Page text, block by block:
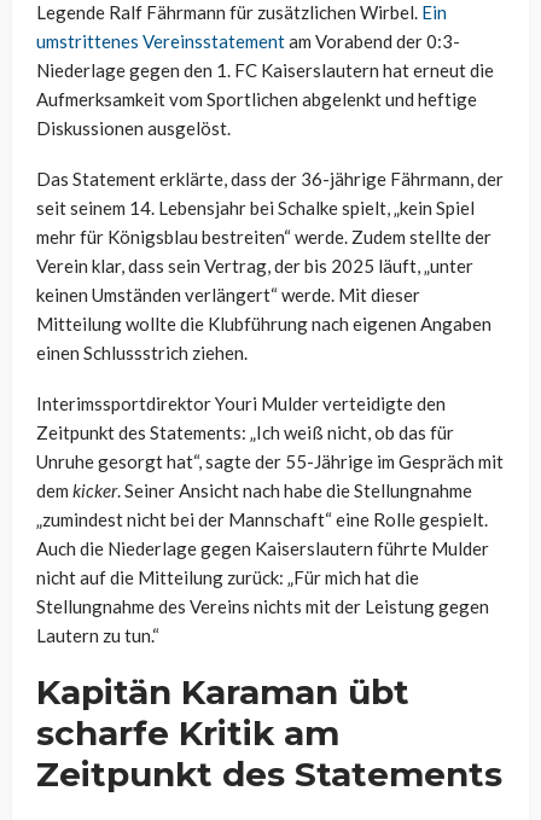
Legende Ralf Fährmann für zusätzlichen Wirbel. Ein
umstrittenes Vereinsstatementam Vorabend der 0:3-
Niederlage gegen den 1. FC Kaiserslautern hat erneut die
Aufmerksamkeit vom Sportlichen abgelenkt und heftige
Diskussionen ausgelöst.
Das Statement erklärte, dass der 36-jährige Fährmann, der
seit seinem 14. Lebensjahr bei Schalke spielt, „kein Spiel
mehr für Königsblau bestreiten“ werde. Zudem stellte der
Verein klar, dass sein Vertrag, der bis 2025 läuft, „unter
keinen Umständen verlängert“ werde. Mit dieser
Mitteilung wollte die Klubführung nach eigenen Angaben
einen Schlussstrich ziehen.
Interimssportdirektor Youri Mulder verteidigte den
Zeitpunkt des Statements: „Ich weiß nicht, ob das für
Unruhe gesorgt hat“, sagte der 55-Jährige im Gespräch mit
dem kicker. Seiner Ansicht nach habe die Stellungnahme
„zumindest nicht bei der Mannschaft“ eine Rolle gespielt.
Auch die Niederlage gegen Kaiserslautern führte Mulder
nicht auf die Mitteilung zurück: „Für mich hat die
Stellungnahme des Vereins nichts mit der Leistung gegen
Lautern zu tun.“
Kapitän Karaman übt
scharfe Kritik am
Zeitpunkt des Statements